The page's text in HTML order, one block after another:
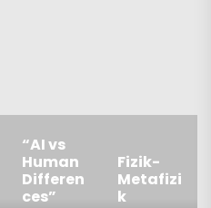
“AI vs
Human
Differen
ces”
Fizik-
Metafizi
k